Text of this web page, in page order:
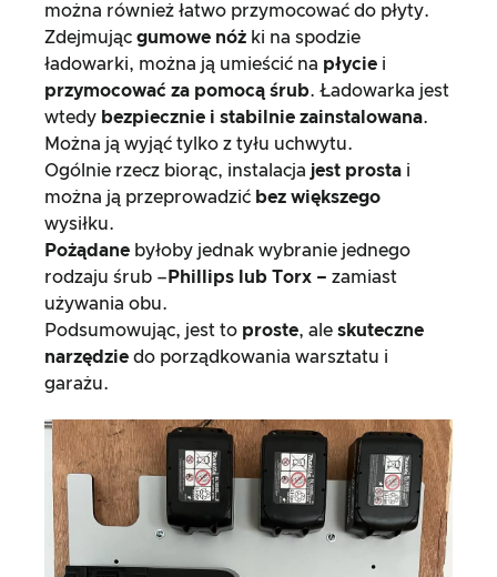
można również łatwo przymocować do płyty.
Zdejmując gumowe nóż ki na spodzie
ładowarki, można ją umieścić na płycie i
przymocować za pomocą śrub. Ładowarka jest
wtedy bezpiecznie i stabilnie zainstalowana.
Można ją wyjąć tylko z tyłu uchwytu.
Ogólnie rzecz biorąc, instalacja jest prosta i
można ją przeprowadzić bez większego
wysiłku.
Pożądane byłoby jednak wybranie jednego
rodzaju śrub – Phillips lub Torx – zamiast
używania obu.
Podsumowując, jest to proste, ale skuteczne
narzędzie do porządkowania warsztatu i
garażu.